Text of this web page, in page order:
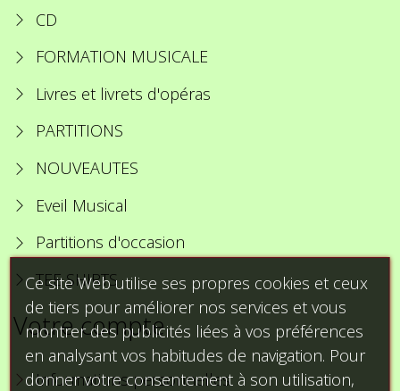
CD
FORMATION MUSICALE
Livres et livrets d'opéras
PARTITIONS
NOUVEAUTES
Eveil Musical
Partitions d'occasion
TEE SHIRTS
Votre compte
Informations personnelles
Ce site Web utilise ses propres cookies et ceux
de tiers pour améliorer nos services et vous
montrer des publicités liées à vos préférences
en analysant vos habitudes de navigation. Pour
donner votre consentement à son utilisation,